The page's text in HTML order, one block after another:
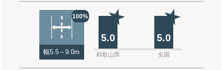
100%
幅5.5～9.0m
5.0 5.0
和歌山県 全国